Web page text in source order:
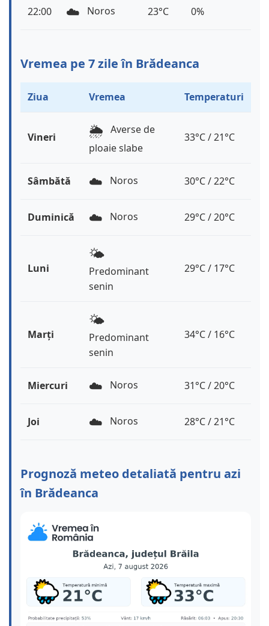
22:00 ☁️ Noros 23°C 0%
Vremea pe 7 zile în Brădeanca
Ziua Vremea Temperaturi
Vineri 🌦️ Averse de
ploaie slabe
33°C / 21°C
Sâmbătă ☁️ Noros 30°C / 22°C
Duminică ☁️ Noros 29°C / 20°C
Luni
🌤️
Predominant
senin
29°C / 17°C
Marți
🌤️
Predominant
senin
34°C / 16°C
Miercuri ☁️ Noros 31°C / 20°C
Joi ☁️ Noros 28°C / 21°C
Prognoză meteo detaliată pentru azi
în Brădeanca